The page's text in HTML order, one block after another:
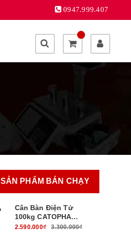
0947.999.407
SẢN PHẨM BÁN CHẠY
Cân Bàn Điện Tử
100kg CATOPHA
B19W100B45
2.590.000₫ 3.300.000₫